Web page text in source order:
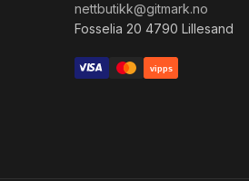
nettbutikk@gitmark.no
Fosselia 20 4790 Lillesand
vipps